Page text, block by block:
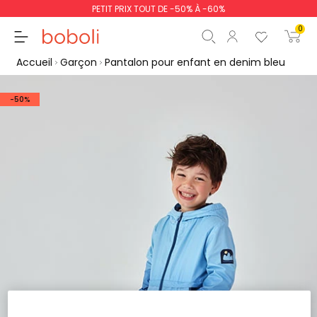
PETIT PRIX TOUT DE -50% À -60%
0
Commencer la
Accueil Garçon Pantalon pour enfant en denim bleu
-50%